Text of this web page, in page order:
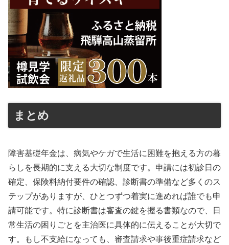
まとめ
障害基礎年金は、病気やケガで生活に困難を抱える方の暮
らしを長期的に支える大切な制度です。申請には初診日の
確定、保険料納付要件の確認、診断書の準備など多くのス
テップがありますが、ひとつずつ着実に進めれば誰でも申
請可能です。特に診断書は審査の鍵を握る書類なので、日
常生活の困りごとを主治医に具体的に伝えることが大切で
す。もし不支給になっても、審査請求や事後重症請求など